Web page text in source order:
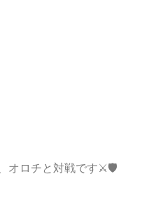
オロチと対戦です⚔🛡